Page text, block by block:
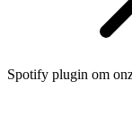
Spotify plugin om